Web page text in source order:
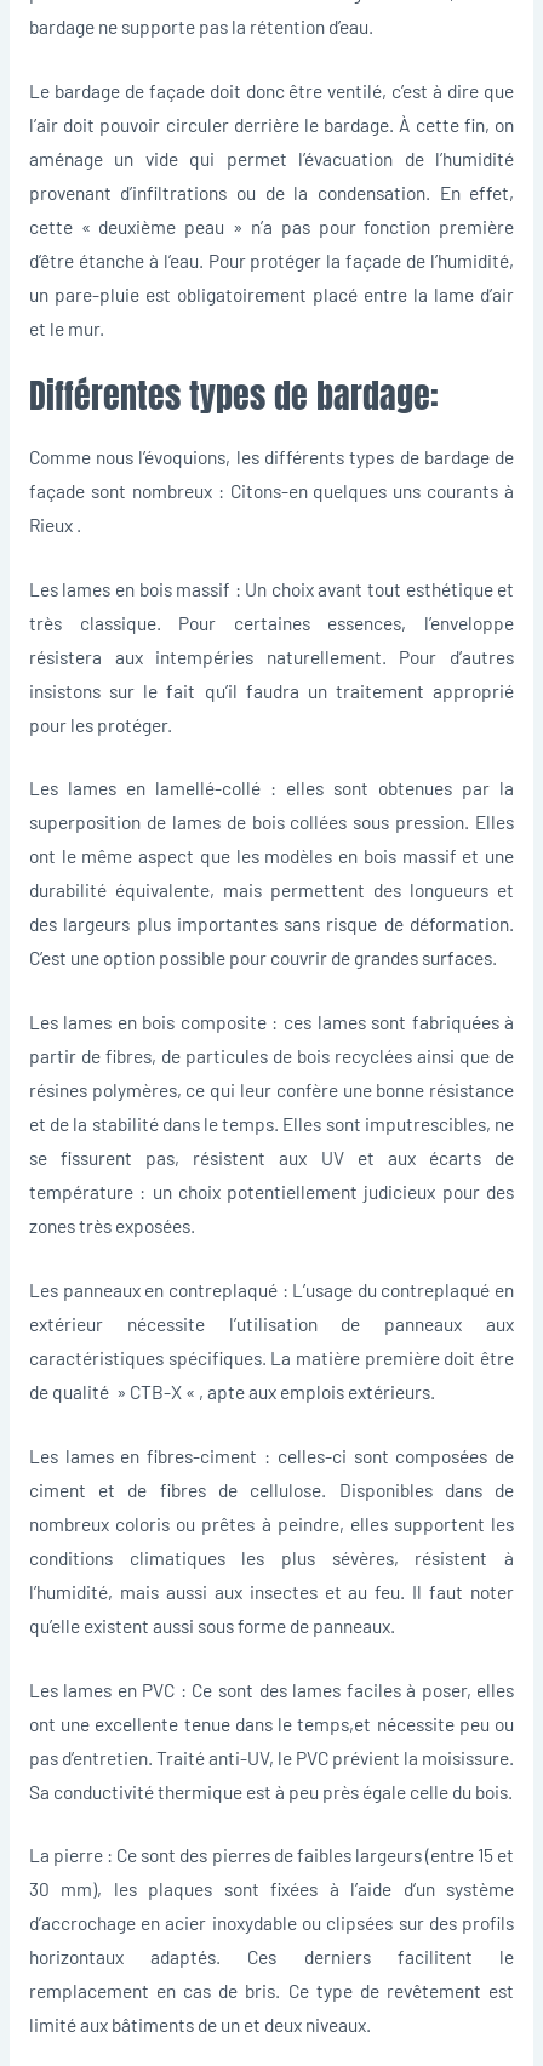
bardage ne supporte pas la rétention d’eau.
Le bardage de façade doit donc être ventilé, c’est à dire que
l’air doit pouvoir circuler derrière le bardage. À cette fin, on
aménage un vide qui permet l’évacuation de l’humidité
provenant d’infiltrations ou de la condensation. En effet,
cette « deuxième peau » n’a pas pour fonction première
d’être étanche à l’eau. Pour protéger la façade de l’humidité,
un pare-pluie est obligatoirement placé entre la lame d’air
et le mur.
Différentes types de bardage:
Comme nous l’évoquions, les différents types de bardage de
façade sont nombreux : Citons-en quelques uns courants à
Rieux .
Les lames en bois massif : Un choix avant tout esthétique et
très classique. Pour certaines essences, l’enveloppe
résistera aux intempéries naturellement. Pour d’autres
insistons sur le fait qu’il faudra un traitement approprié
pour les protéger.
Les lames en lamellé-collé : elles sont obtenues par la
superposition de lames de bois collées sous pression. Elles
ont le même aspect que les modèles en bois massif et une
durabilité équivalente, mais permettent des longueurs et
des largeurs plus importantes sans risque de déformation.
C’est une option possible pour couvrir de grandes surfaces.
Les lames en bois composite : ces lames sont fabriquées à
partir de fibres, de particules de bois recyclées ainsi que de
résines polymères, ce qui leur confère une bonne résistance
et de la stabilité dans le temps. Elles sont imputrescibles, ne
se fissurent pas, résistent aux UV et aux écarts de
température : un choix potentiellement judicieux pour des
zones très exposées.
Les panneaux en contreplaqué : L’usage du contreplaqué en
extérieur nécessite l’utilisation de panneaux aux
caractéristiques spécifiques. La matière première doit être
de qualité » CTB-X « , apte aux emplois extérieurs.
Les lames en fibres-ciment : celles-ci sont composées de
ciment et de fibres de cellulose. Disponibles dans de
nombreux coloris ou prêtes à peindre, elles supportent les
conditions climatiques les plus sévères, résistent à
l’humidité, mais aussi aux insectes et au feu. Il faut noter
qu’elle existent aussi sous forme de panneaux.
Les lames en PVC : Ce sont des lames faciles à poser, elles
ont une excellente tenue dans le temps,et nécessite peu ou
pas d’entretien. Traité anti-UV, le PVC prévient la moisissure.
Sa conductivité thermique est à peu près égale celle du bois.
La pierre : Ce sont des pierres de faibles largeurs (entre 15 et
30 mm), les plaques sont fixées à l’aide d’un système
d’accrochage en acier inoxydable ou clipsées sur des profils
horizontaux adaptés. Ces derniers facilitent le
remplacement en cas de bris. Ce type de revêtement est
limité aux bâtiments de un et deux niveaux.